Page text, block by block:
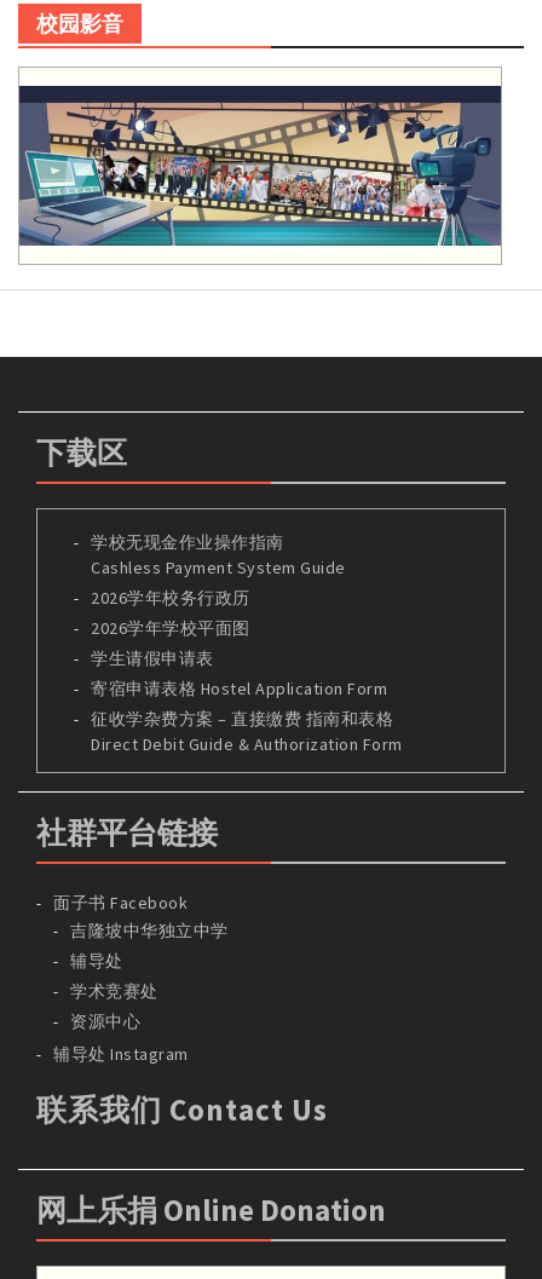
校园影音
下载区
学校无现金作业操作指南
Cashless Payment System Guide
2026学年校务行政历
2026学年学校平面图
学生请假申请表
寄宿申请表格 Hostel Application Form
征收学杂费方案 – 直接缴费 指南和表格
Direct Debit Guide & Authorization Form
社群平台链接
面子书 Facebook
吉隆坡中华独立中学
辅导处
学术竞赛处
资源中心
辅导处 Instagram
联系我们 Contact Us
网上乐捐 Online Donation